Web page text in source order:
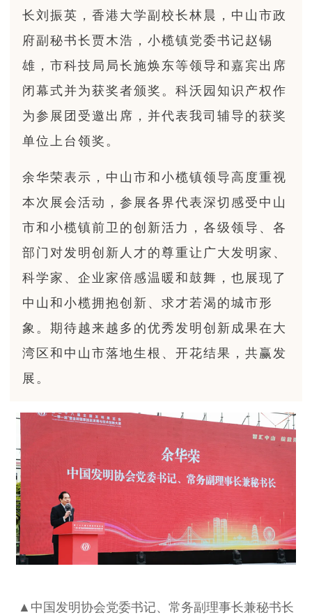
长刘振英，香港大学副校长林晨，中山市政
府副秘书长贾木浩，小榄镇党委书记赵锡
雄，市科技局局长施焕东等领导和嘉宾出席
闭幕式并为获奖者颁奖。科沃园知识产权作
为参展团受邀出席，并代表我司辅导的获奖
单位上台领奖。
余华荣表示，中山市和小榄镇领导高度重视
本次展会活动，参展各界代表深切感受中山
市和小榄镇前卫的创新活力，各级领导、各
部门对发明创新人才的尊重让广大发明家、
科学家、企业家倍感温暖和鼓舞，也展现了
中山和小榄拥抱创新、求才若渴的城市形
象。期待越来越多的优秀发明创新成果在大
湾区和中山市落地生根、开花结果，共赢发
展。
▲中国发明协会党委书记、常务副理事长兼秘书长